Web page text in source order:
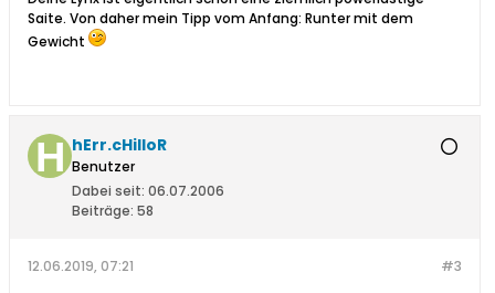
Saite. Von daher mein Tipp vom Anfang: Runter mit dem
Gewicht
hErr.cHilloR
Benutzer
Dabei seit: 06.07.2006
Beiträge: 58
#3
12.06.2019, 07:21